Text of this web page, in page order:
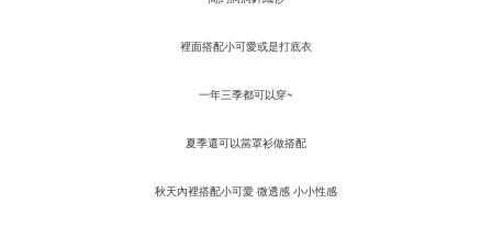
裡面搭配小可愛或是打底衣
一年三季都可以穿~
夏季還可以當罩衫做搭配
秋天內裡搭配小可愛 微透感 小小性感